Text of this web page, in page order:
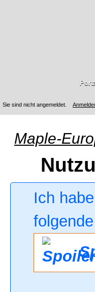
Sie sind nicht angemeldet.
Maple-
Ich